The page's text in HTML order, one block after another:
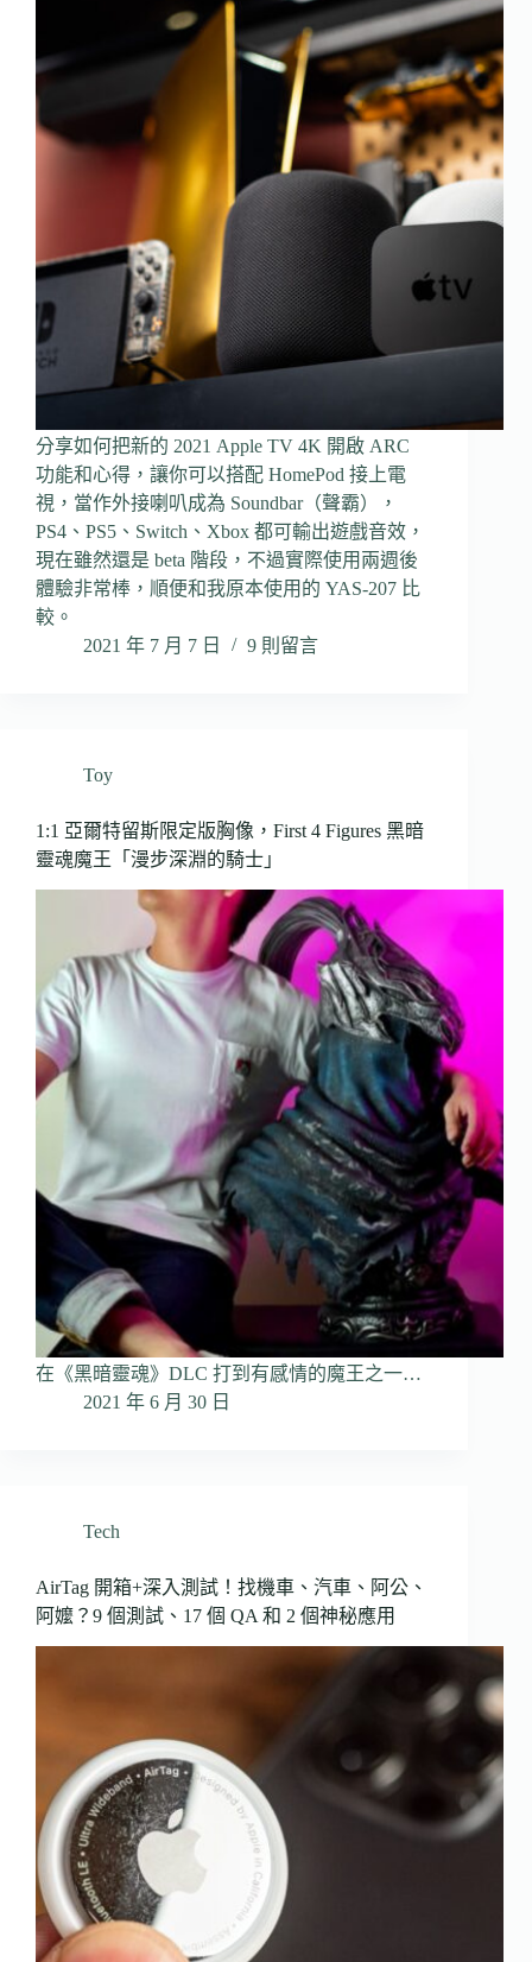
分享如何把新的 2021 Apple TV 4K 開啟 ARC
功能和心得，讓你可以搭配 HomePod 接上電
視，當作外接喇叭成為 Soundbar（聲霸），
PS4、PS5、Switch、Xbox 都可輸出遊戲音效，
現在雖然還是 beta 階段，不過實際使用兩週後
體驗非常棒，順便和我原本使用的 YAS-207 比
較。
2021 年 7 月 7 日
9 則留言
Toy
1:1 亞爾特留斯限定版胸像，First 4 Figures 黑暗
靈魂魔王「漫步深淵的騎士」
在《黑暗靈魂》DLC 打到有感情的魔王之一…
2021 年 6 月 30 日
Tech
AirTag 開箱+深入測試！找機車、汽車、阿公、
阿嬤？9 個測試、17 個 QA 和 2 個神秘應用